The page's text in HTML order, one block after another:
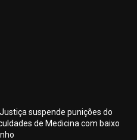
suspende punições do
de Medicina com baixo